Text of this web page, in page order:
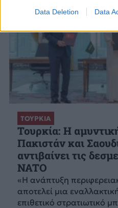
Data Deletion Data
ΤΟΥΡΚΙΑ
Τουρκία: Η
Πακιστάν και
αντιβαίνει τις
NATO
«Η ανάπτυξη
αποτελεί μια
επιθετικό στρατιωτικό